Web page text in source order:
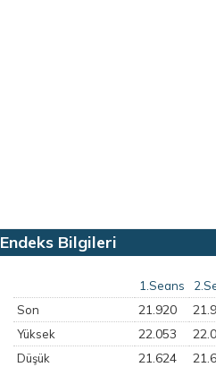
Endeks Bilgileri
1.Seans
Son
21.920
Yüksek 22.053
Düşük 21.624